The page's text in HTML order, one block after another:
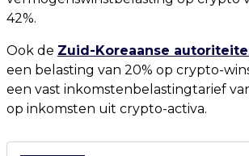
42%.
Ook de Zuid-Koreaanse
een belasting van 20% op crypto-
een vast inkomstenbelastingtarief
op inkomsten uit crypto-activa.